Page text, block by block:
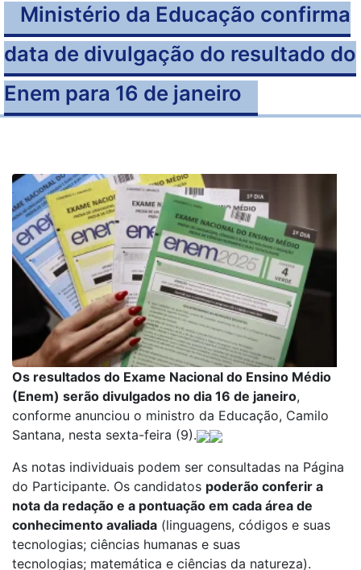
Ministério da Educação confirma
data de divulgação do resultado do
Enem para 16 de janeiro
Os resultados do Exame Nacional do Ensino Médio
(Enem) serão divulgados no dia 16 de janeiro,
conforme anunciou o ministro da Educação, Camilo
Santana, nesta sexta-feira (9).
As notas individuais podem ser consultadas na Página
do Participante. Os candidatos poderão conferir a
nota da redação e a pontuação em cada área de
conhecimento avaliada (linguagens, códigos e suas
tecnologias; ciências humanas e suas
tecnologias; matemática e ciências da natureza).